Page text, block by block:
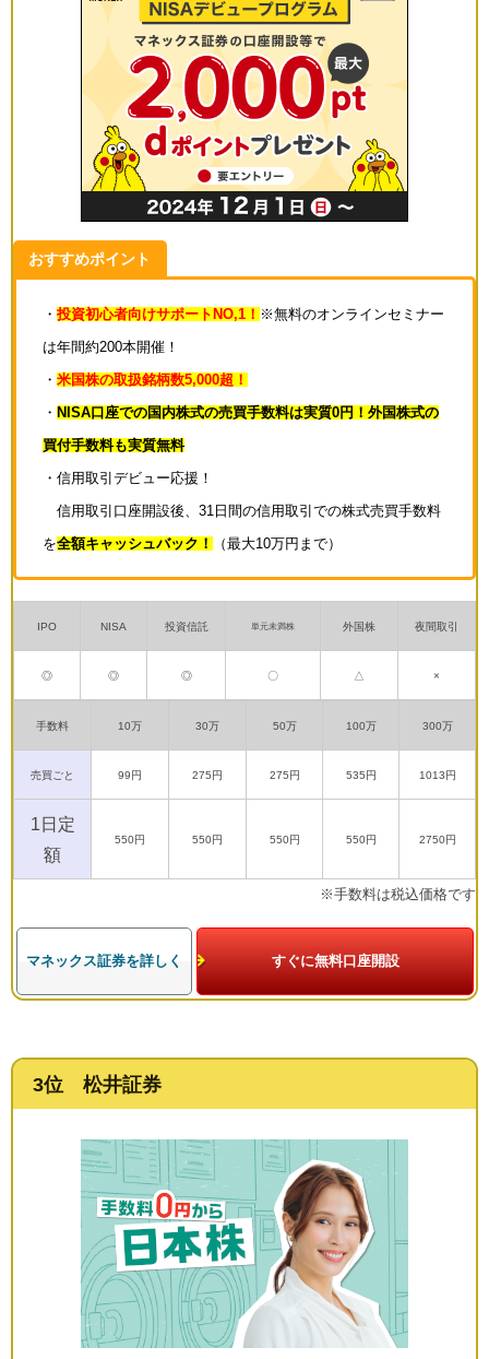
おすすめポイント
・ 投資初心者向けサポートNO,1！ ※無料のオンラインセミナー
は年間約200本開催！
・ 米国株の取扱銘柄数5,000超！
・ NISA口座での国内株式の売買手数料は実質0円！外国株式の
買付手数料も実質無料
・信用取引デビュー応援！
信用取引口座開設後、31日間の信用取引での株式売買手数料
を全額キャッシュバック！ （最大10万円まで）
IPO NISA 投資信託 単元未満株 外国株 夜間取引
◎ ◎ ◎ 〇 △ ×
手数料 10万 30万 50万 100万 300万
売買ごと 99円 275円 275円 535円 1013円
1日定
額
550円 550円 550円 550円 2750円
※手数料は税込価格です
マネックス証券を詳しく すぐに無料口座開設
3位 松井証券